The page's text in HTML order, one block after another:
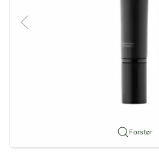
Forstør